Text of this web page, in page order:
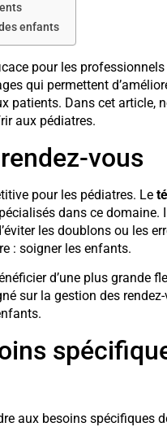
enfants
pour les professionnels
qui permettent
patients. Dans cet article,
aux pédiatres.
vous
pour les pédiatres. Le
dans ce domaine.
les doublons ou les
: soigner les enfants.
d’une plus grande
sur la gestion des
aux besoins spécifiques